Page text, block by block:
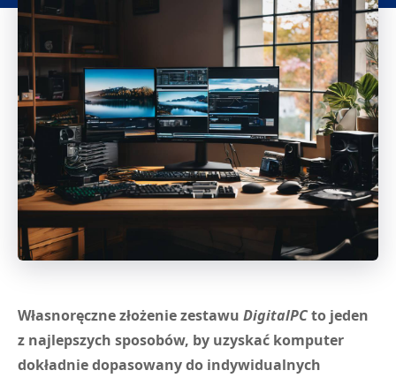
Własnoręczne złożenie zestawu DigitalPCto jeden
z najlepszych sposobów, by uzyskać komputer
dokładnie dopasowany do indywidualnych